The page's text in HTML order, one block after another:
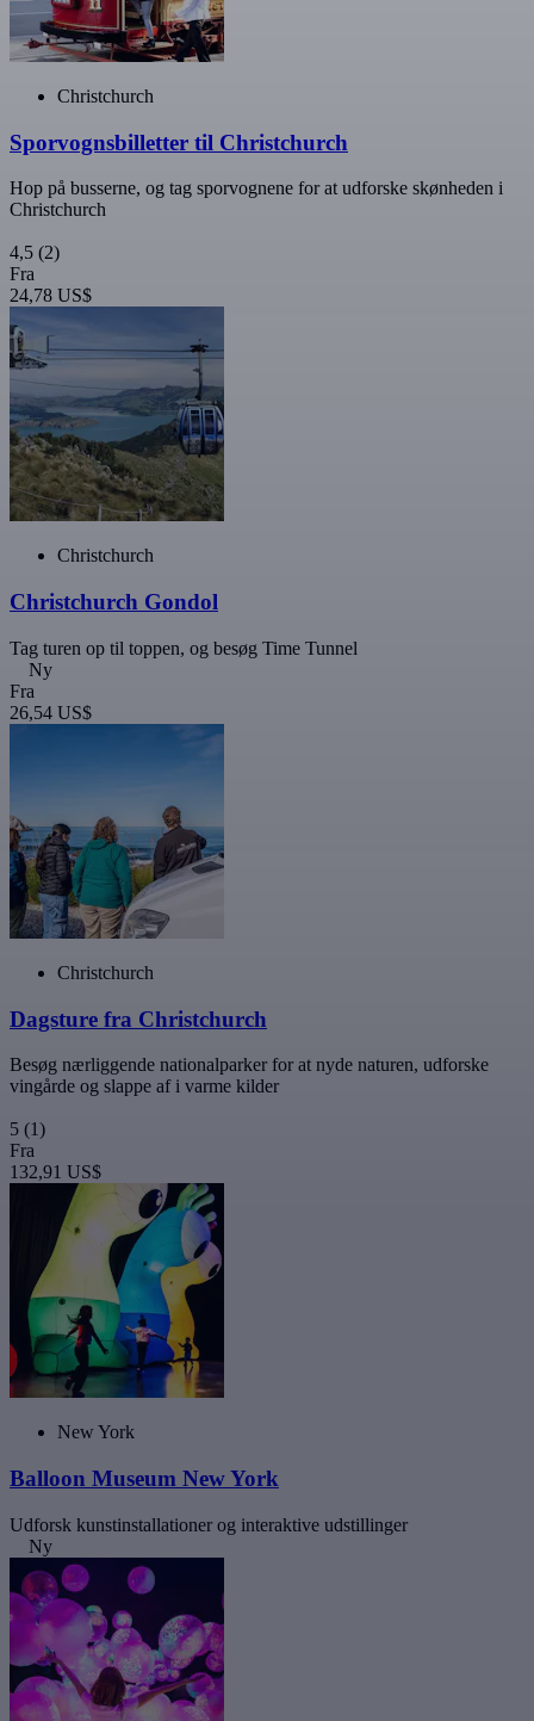
Christchurch
Sporvognsbilletter til Christchurch
Hop på busserne, og tag sporvognene for at udforske skønheden i
Christchurch
4,5 (2)
Fra
24,78 US$
Christchurch
Christchurch Gondol
Tag turen op til toppen, og besøg Time Tunnel
Ny
Fra
26,54 US$
Christchurch
Dagsture fra Christchurch
Besøg nærliggende nationalparker for at nyde naturen, udforske
vingårde og slappe af i varme kilder
5 (1)
Fra
132,91 US$
New York
Balloon Museum New York
Udforsk kunstinstallationer og interaktive udstillinger
Ny